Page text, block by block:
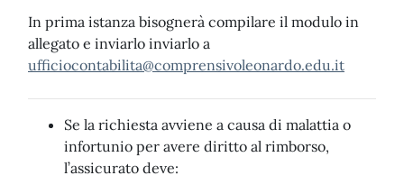
In prima istanza bisognerà compilare il modulo in
allegato e inviarlo inviarlo a
ufficiocontabilita@comprensivoleonardo.edu.it
Se la richiesta avviene a causa di malattia o
infortunio per avere diritto al rimborso,
l’assicurato deve: